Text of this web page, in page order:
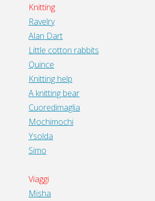
Knitting
Ravelry
Alan Dart
Little cotton rabbits
Quince
Knitting help
A knitting bear
Cuoredimaglia
Mochimochi
Ysolda
Simo
Viaggi
Misha